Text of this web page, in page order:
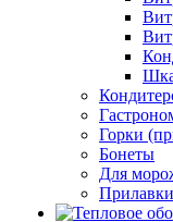
Горки
Бонеты
Для
Прилавки